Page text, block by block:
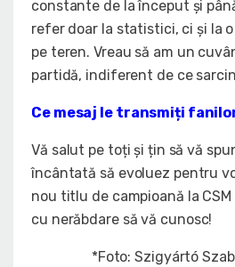
constante de la început și
refer doar la statistici, ci și la
pe teren. Vreau să am un
partidă, indiferent de ce
Ce mesaj le transmiți
Vă salut pe toți și țin să vă
încântată să evoluez pentru
nou titlu de campioană la
cu nerăbdare să vă cunosc!
*Foto: Szigyártó